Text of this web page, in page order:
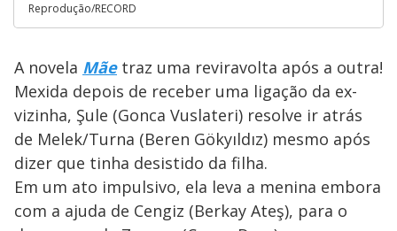
Reprodução/RECORD
A novela Mãe traz uma reviravolta após a outra!
Mexida depois de receber uma ligação da ex-
vizinha, Şule (Gonca Vuslateri) resolve ir atrás
de Melek/Turna (Beren Gökyıldız) mesmo após
dizer que tinha desistido da filha.
Em um ato impulsivo, ela leva a menina embora
com a ajuda de Cengiz (Berkay Ateş), para o